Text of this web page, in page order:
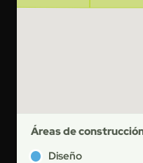
Áreas de
Diseño